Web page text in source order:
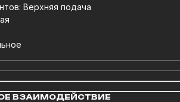
Верхняя подача
ВЗАИМОДЕЙСТВИЕ